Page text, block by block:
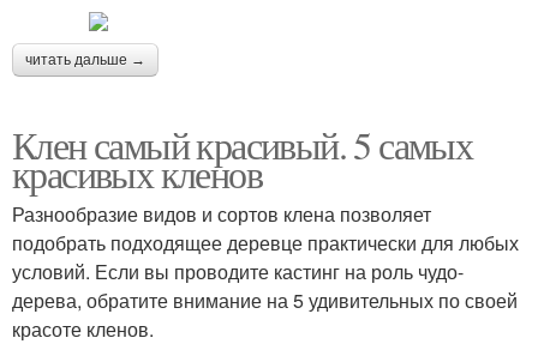
читать дальше →
Клен самый красивый. 5 самых
красивых кленов
Разнообразие видов и сортов клена позволяет
подобрать подходящее деревце практически для любых
условий. Если вы проводите кастинг на роль чудо-
дерева, обратите внимание на 5 удивительных по своей
красоте кленов.